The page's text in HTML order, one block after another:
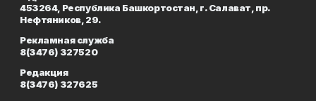
453264, Республика Башкортостан, г. Салават, пр.
Нефтяников, 29.
Рекламная служба
8(3476) 327520
Редакция
8(3476) 327625